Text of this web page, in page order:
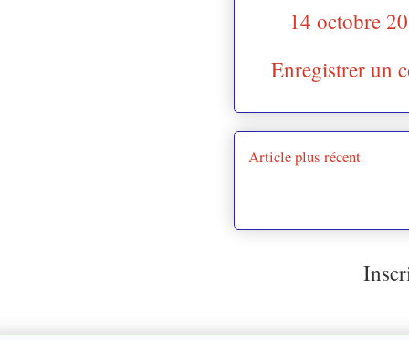
14 octobre
Enregistrer un
Article plus récent